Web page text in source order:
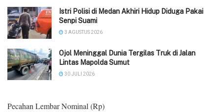
‎Istri Polisi di Medan Akhiri Hidup Diduga Pakai
Senpi Suami
3 AGUSTUS 2026
Ojol Meninggal Dunia Tergilas Truk di Jalan
Lintas Mapolda Sumut
30 JULI 2026
Pecahan Lembar Nominal (Rp)